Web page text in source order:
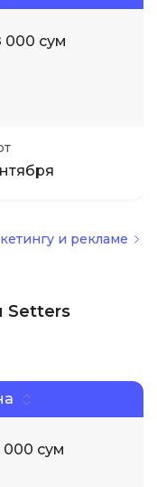
000 сум
и рекламе
Setters
000 сум